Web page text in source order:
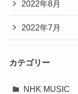
2022年8月
2022年7月
カテゴリー
NHK MUSIC